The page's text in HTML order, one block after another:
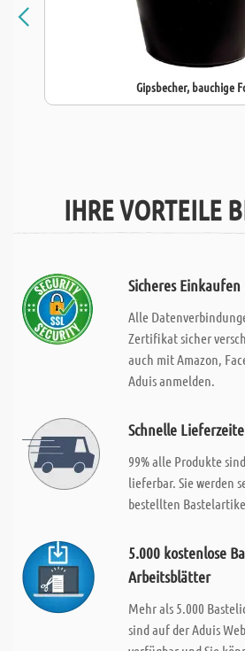
Gipsbecher, bauchige
IHRE VORTEILE
Sicheres Einkaufen
Alle
Zertifikat sicher
auch mit Amazon,
Aduis anmelden.
Schnelle
99% alle Produkte
lieferbar. Sie werden
bestellten
5.000 kostenlose
Arbeitsblätter
Mehr als 5.000
sind auf der Aduis